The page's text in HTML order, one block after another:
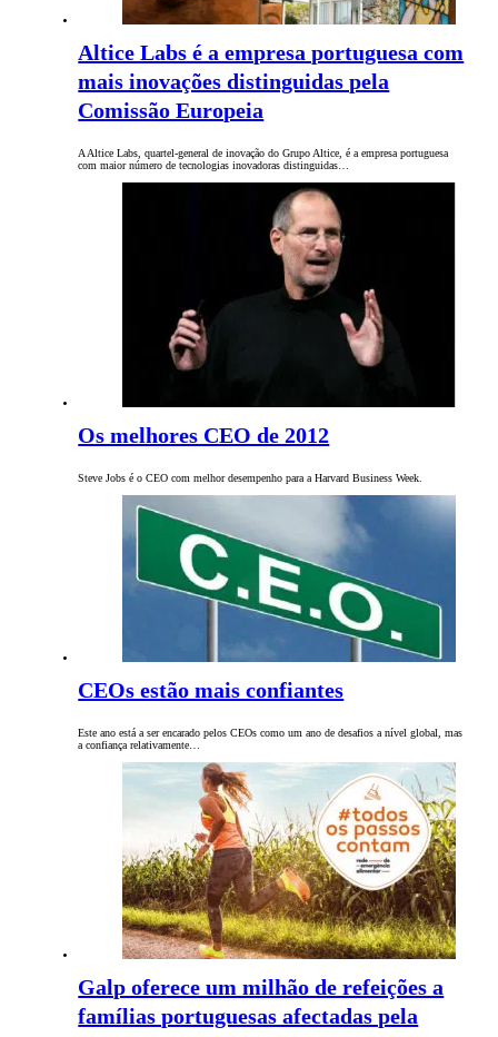
Altice Labs é a empresa portuguesa com
mais inovações distinguidas pela
Comissão Europeia
A Altice Labs, quartel-general de inovação do Grupo Altice, é a empresa portuguesa
com maior número de tecnologias inovadoras distinguidas…
Os melhores CEO de 2012
Steve Jobs é o CEO com melhor desempenho para a Harvard Business Week.
CEOs estão mais confiantes
Este ano está a ser encarado pelos CEOs como um ano de desafios a nível global, mas
a confiança relativamente…
Galp oferece um milhão de refeições a
famílias portuguesas afectadas pela